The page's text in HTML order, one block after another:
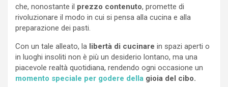
che, nonostante il prezzo contenuto, promette di
rivoluzionare il modo in cui si pensa alla cucina e alla
preparazione dei pasti.
Con un tale alleato, la libertà di cucinare in spazi aperti o
in luoghi insoliti non è più un desiderio lontano, ma una
piacevole realtà quotidiana, rendendo ogni occasione un
momento speciale per godere della gioia del cibo.